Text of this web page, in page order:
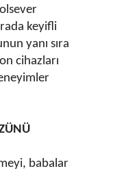
keyifli
yanı sıra
cihazları
babalar